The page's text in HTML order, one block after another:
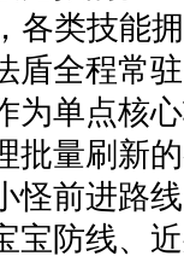
类技能拥
盾全程常
为单点核
批量刷新
怪前进路
宝防线、